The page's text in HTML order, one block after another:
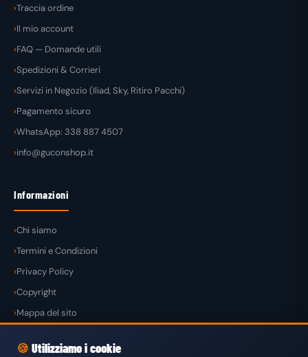
Traccia ordine
Il mio account
FAQ — Domande utili
Spedizioni & Corrieri
Servizi in Negozio (Iliad, Sky, Ritiro Pacchi)
Pagamento sicuro
WhatsApp: 338 887 4507
info@guconshop.it
Informazioni
Chi siamo
Termini e Condizioni
Privacy Policy
Copyright
Mappa del sito
🍪 Utilizziamo i cookie